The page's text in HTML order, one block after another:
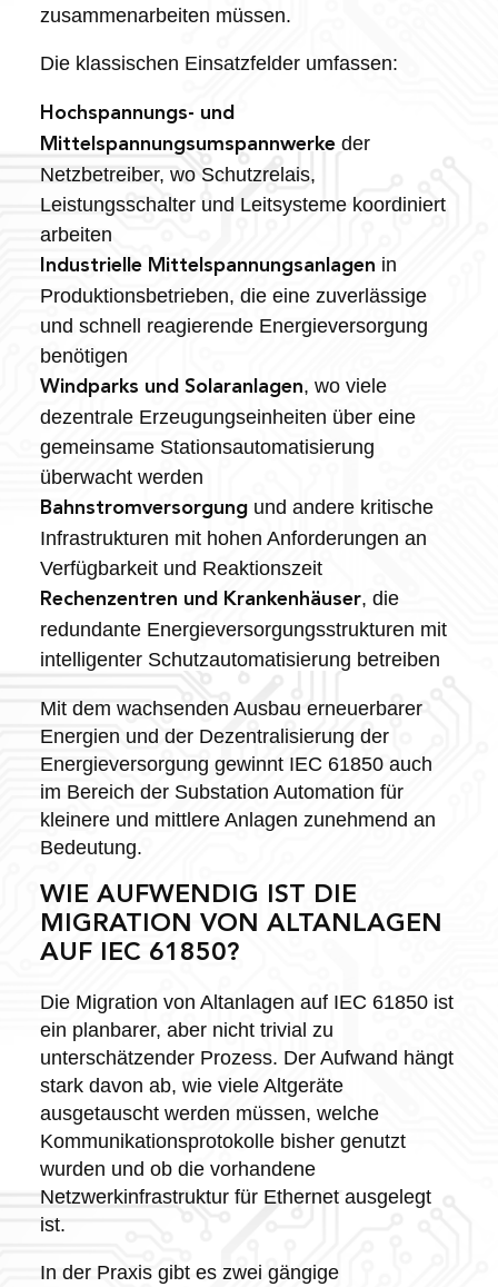
zusammenarbeiten müssen.
Die klassischen Einsatzfelder umfassen:
Hochspannungs- und
Mittelspannungsumspannwerkeder
Netzbetreiber, wo Schutzrelais,
Leistungsschalter und Leitsysteme koordiniert
arbeiten
Industrielle Mittelspannungsanlagen in
Produktionsbetrieben, die eine zuverlässige
und schnell reagierende Energieversorgung
benötigen
Windparks und Solaranlagen, wo viele
dezentrale Erzeugungseinheiten über eine
gemeinsame Stationsautomatisierung
überwacht werden
Bahnstromversorgungund andere kritische
Infrastrukturen mit hohen Anforderungen an
Verfügbarkeit und Reaktionszeit
Rechenzentren und Krankenhäuser, die
redundante Energieversorgungsstrukturen mit
intelligenter Schutzautomatisierung betreiben
Mit dem wachsenden Ausbau erneuerbarer
Energien und der Dezentralisierung der
Energieversorgung gewinnt IEC 61850 auch
im Bereich der Substation Automation für
kleinere und mittlere Anlagen zunehmend an
Bedeutung.
WIE AUFWENDIG IST DIE
MIGRATION VON ALTANLAGEN
AUF IEC 61850?
Die Migration von Altanlagen auf IEC 61850 ist
ein planbarer, aber nicht trivial zu
unterschätzender Prozess. Der Aufwand hängt
stark davon ab, wie viele Altgeräte
ausgetauscht werden müssen, welche
Kommunikationsprotokolle bisher genutzt
wurden und ob die vorhandene
Netzwerkinfrastruktur für Ethernet ausgelegt
ist.
In der Praxis gibt es zwei gängige